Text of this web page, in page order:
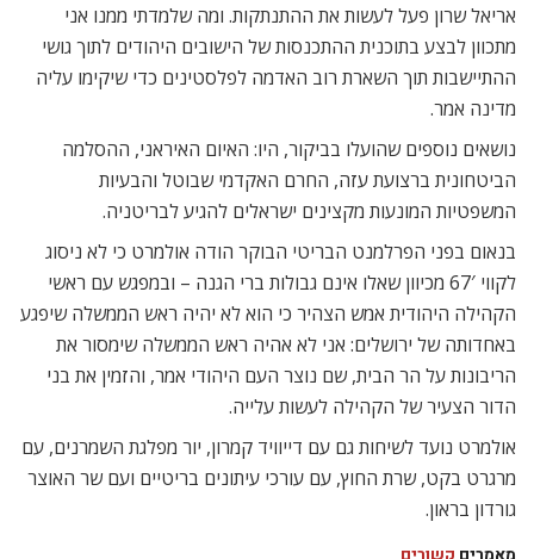
אריאל שרון פעל לעשות את ההתנתקות. ומה שלמדתי ממנו אני
מתכוון לבצע בתוכנית ההתכנסות של הישובים היהודים לתוך גושי
ההתיישבות תוך השארת רוב האדמה לפלסטינים כדי שיקימו עליה
מדינה אמר.
נושאים נוספים שהועלו בביקור, היו: האיום האיראני, ההסלמה
הביטחונית ברצועת עזה, החרם האקדמי שבוטל והבעיות
המשפטיות המונעות מקצינים ישראלים להגיע לבריטניה.
בנאום בפני הפרלמנט הבריטי הבוקר הודה אולמרט כי לא ניסוג
לקווי 67′ מכיוון שאלו אינם גבולות ברי הגנה – ובמפגש עם ראשי
הקהילה היהודית אמש הצהיר כי הוא לא יהיה ראש הממשלה שיפגע
באחדותה של ירושלים: אני לא אהיה ראש הממשלה שימסור את
הריבונות על הר הבית, שם נוצר העם היהודי אמר, והזמין את בני
הדור הצעיר של הקהילה לעשות עלייה.
אולמרט נועד לשיחות גם עם דייוויד קמרון, יור מפלגת השמרנים, עם
מרגרט בקט, שרת החוץ, עם עורכי עיתונים בריטיים ועם שר האוצר
גורדון בראון.